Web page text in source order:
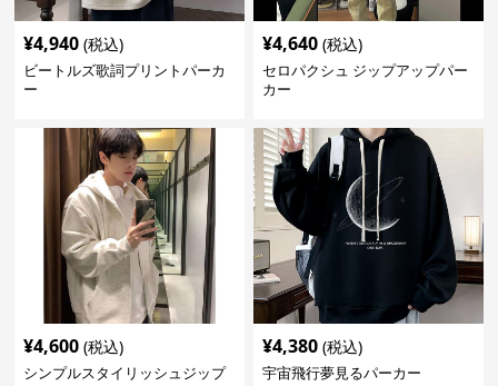
¥4,940 (税込)
ビートルズ歌詞プリントパーカ
ー
¥4,640 (税込)
セロパクシュ ジップアップパー
カー
¥4,600 (税込)
シンプルスタイリッシュジップ
¥4,380 (税込)
宇宙飛行夢見るパーカー